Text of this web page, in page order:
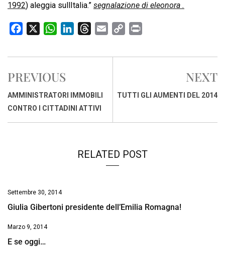
1992) aleggia sullItalia.” segnalazione di eleonora .
c
b
o
o
W
a
s
A
p
n
d
I
r
d
s
a
p
i
i
PREVIOUS
AMMINISTRATORI IMMOBILI
CONTRO I CITTADINI ATTIVI
NEXT
TUTTI GLI AUMENTI DEL 2014
RELATED POST
Settembre 30, 2014
Giulia Gibertoni presidente dell’Emilia Romagna!
Marzo 9, 2014
E se oggi…